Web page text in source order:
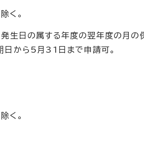
く。
日の属する年度の翌年度の月の
日から5月31日まで申請可。
く。